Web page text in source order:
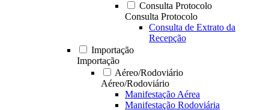
Consulta Protocolo
Consulta Protocolo
Consulta de Extrato da
Recepção
Importação
Importação
Aéreo/Rodoviário
Aéreo/Rodoviário
Manifestação Aérea
Manifestação Rodoviária